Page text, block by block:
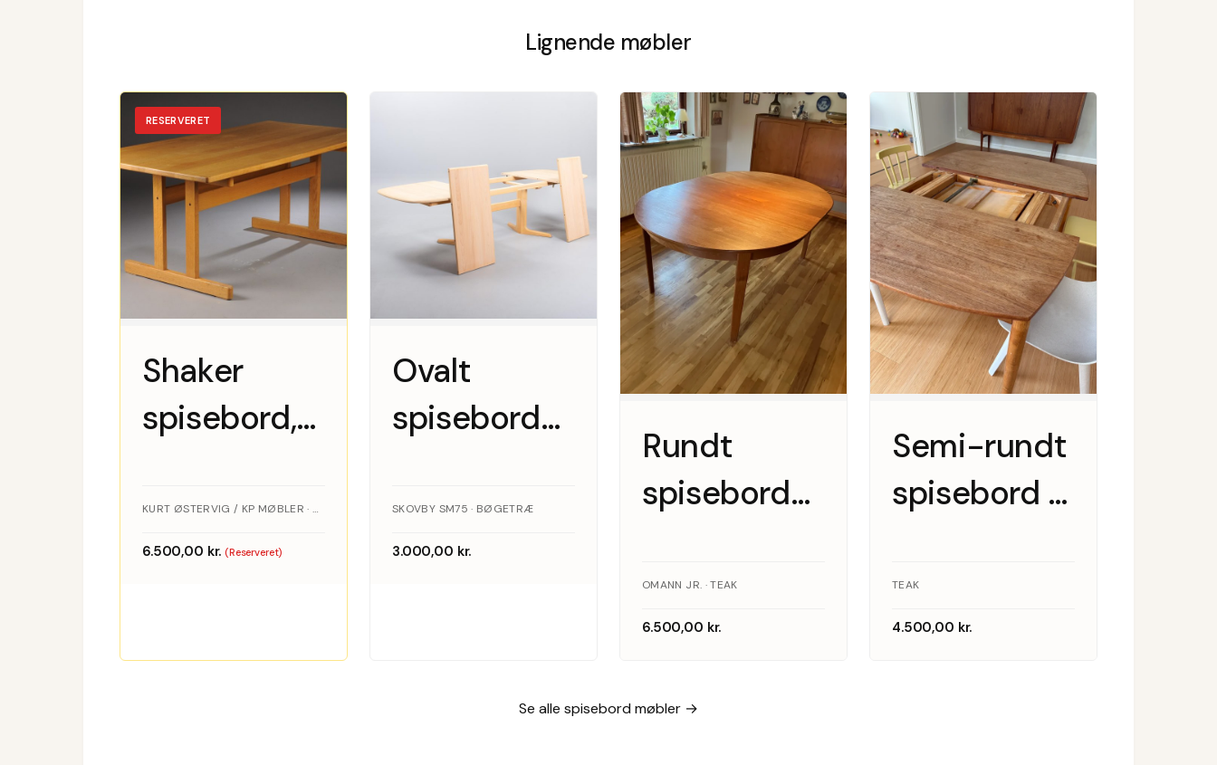
Lignende møbler
RESERVERET
Shaker
spisebord,
egetræ,
Kurt
KURT ØSTERVIG / KP MØBLER · EGETRÆ
6.500,00 kr. (Reserveret)
Ovalt
spisebord
tillægsplader.
Skovby
SKOVBY SM75 · BØGETRÆ
3.000,00 kr.
Rundt
spisebord
tillægsplader,
teak
OMANN JR. · TEAK
6.500,00 kr.
Semi-rundt
spisebord i
butterfly
tillægsplader
TEAK
4.500,00 kr.
Se alle spisebord møbler →